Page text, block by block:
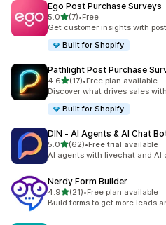
Ego Post Purchase Surveys
5.0별 5개 중
(7)
총 리뷰 7개
•Free
Get customer insights with
Built for Shopify
Pathlight Post Purchase
4.6별 5개 중
(17)
총 리뷰 17개
•Free plan available
Discover what drives sales
Built for Shopify
DIN ‑ AI Agents & AI Chat
5.0별 5개 중
(62)
총 리뷰 62개
•Free trial available
AI agents with livechat and AI
Nerdy Form Builder
4.9별 5개 중
(21)
총 리뷰 21개
•Free plan available
Build forms to get more leads